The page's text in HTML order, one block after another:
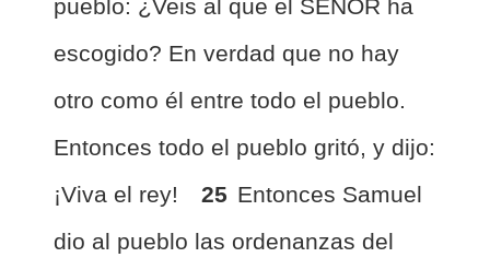
pueblo: ¿Veis al que el SEÑOR ha
escogido? En verdad que no hay
otro como él entre todo el pueblo.
Entonces todo el pueblo gritó, y dijo:
¡Viva el rey!
25 Entonces Samuel
dio al pueblo las ordenanzas del